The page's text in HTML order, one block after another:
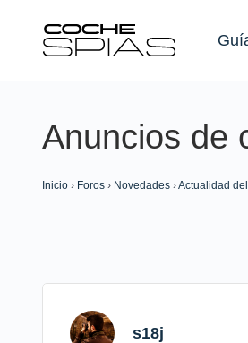
Buscar:
Anuncios de
Inicio › Foros › Novedades ›Actualidad
s18j